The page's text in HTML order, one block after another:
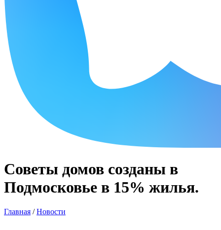
Советы домов созданы в
Подмосковье в 15% жилья.
Главная /Новости